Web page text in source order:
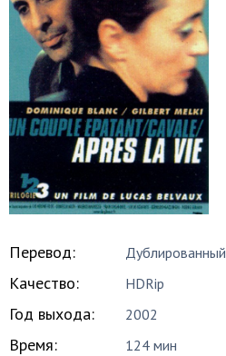
Перевод: Дублированный
Качество: HDRip
Год выхода: 2002
Время: 124 мин